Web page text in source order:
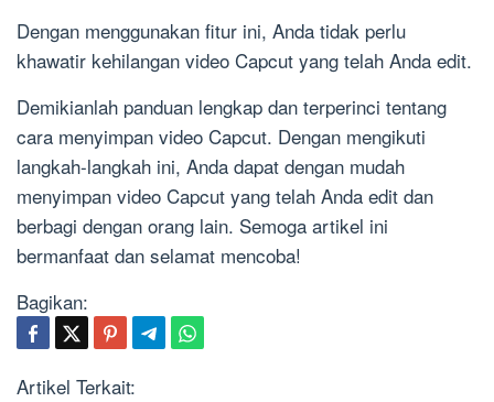
Dengan menggunakan fitur ini, Anda tidak perlu
khawatir kehilangan video Capcut yang telah Anda edit.
Demikianlah panduan lengkap dan terperinci tentang
cara menyimpan video Capcut. Dengan mengikuti
langkah-langkah ini, Anda dapat dengan mudah
menyimpan video Capcut yang telah Anda edit dan
berbagi dengan orang lain. Semoga artikel ini
bermanfaat dan selamat mencoba!
Bagikan:
Artikel Terkait: